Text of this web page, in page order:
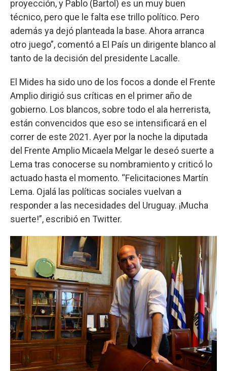
proyección, y Pablo (Bartol) es un muy buen
técnico, pero que le falta ese trillo político. Pero
además ya dejó planteada la base. Ahora arranca
otro juego”, comentó a El País un dirigente blanco al
tanto de la decisión del presidente Lacalle.
El Mides ha sido uno de los focos a donde el Frente
Amplio dirigió sus críticas en el primer año de
gobierno. Los blancos, sobre todo el ala herrerista,
están convencidos que eso se intensificará en el
correr de este 2021. Ayer por la noche la diputada
del Frente Amplio Micaela Melgar le deseó suerte a
Lema tras conocerse su nombramiento y criticó lo
actuado hasta el momento. “Felicitaciones Martín
Lema. Ojalá las políticas sociales vuelvan a
responder a las necesidades del Uruguay. ¡Mucha
suerte!”, escribió en Twitter.